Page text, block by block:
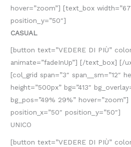
hover=”zoom”] [text_box
position_y=”50″]
CASUAL
[button text=”VEDERE DI PIÙ”
animate=”fadeInUp”] [/text_box] [/
[col_grid span=”3″ span__sm=”12″
height=”500px” bg=”413″
bg_pos=”49% 29%”
position_x=”50″ position_y=”50″]
UNICO
[button text=”VEDERE DI PIÙ”